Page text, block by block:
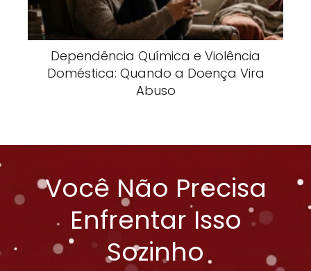
Dependência Química e Violência
Doméstica: Quando a Doença Vira
Abuso
Você Não Precisa
Enfrentar Isso
Sozinho